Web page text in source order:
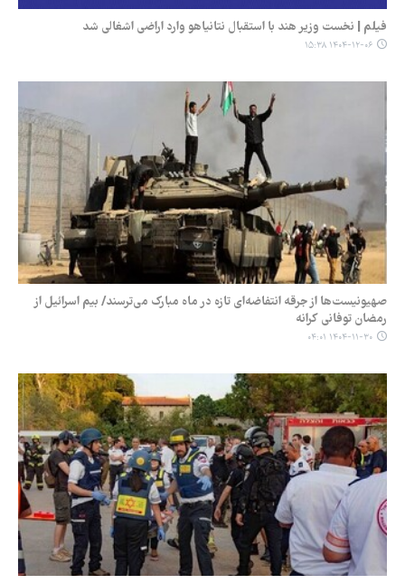
فیلم | نخست وزیر هند با استقبال نتانیاهو وارد اراضی اشغالی شد
۱۴۰۴-۱۲-۰۶ ۱۵:۳۸
صهیونیست‌ها از جرقه انتفاضه‌ای تازه در ماه مبارک می‌ترسند/ بیم اسرائیل از
رمضان توفانی کرانه
۱۴۰۴-۱۱-۳۰ ۰۴:۰۱